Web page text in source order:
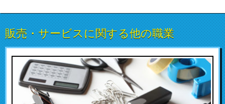
販売・サービスに関する他の職業